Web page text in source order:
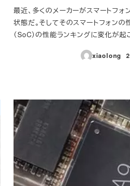
最近、多くのメーカーがスマートフ
状態だ。そしてそのスマートフォン
（SoC）の性能ランキングに変化が起
xiaolong